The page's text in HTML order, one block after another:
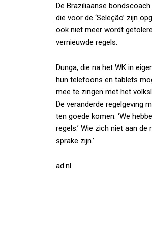
De Braziliaanse
die voor de ‘Seleção’ zijn
ook niet meer wordt
vernieuwde regels.
Dunga, die na het WK in
hun telefoons en tablets
mee te zingen met het
De veranderde regelgeving
ten goede komen. ‘We
regels.’ Wie zich niet aan
sprake zijn.’
ad.nl